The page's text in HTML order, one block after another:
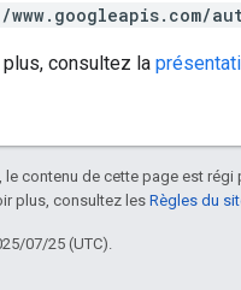
www.googleapis.com/
plus, consultez la
le contenu de cette page est régi
plus, consultez les Règles du
07/25 (UTC).